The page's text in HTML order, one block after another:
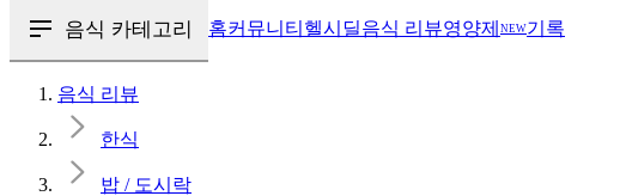
음식 카테고리 홈커뮤니티 헬시딜음식 리뷰영양제 NEW기록
음식 리뷰
한식
밥 / 도시락